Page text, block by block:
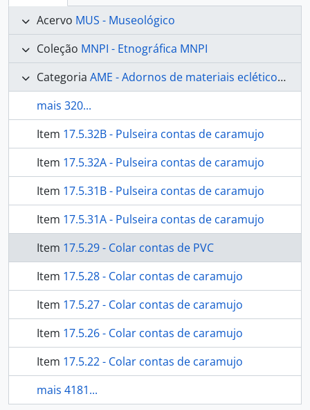
Acervo MUS - Museológico
Coleção MNPI - Etnográfica MNPI
Categoria AME - Adornos de materiais ecléticos, indumentária e toucador
mais 320...
Item 17.5.32B - Pulseira contas de caramujo
Item 17.5.32A - Pulseira contas de caramujo
Item 17.5.31B - Pulseira contas de caramujo
Item 17.5.31A - Pulseira contas de caramujo
Item 17.5.29 - Colar contas de PVC
Item 17.5.28 - Colar contas de caramujo
Item 17.5.27 - Colar contas de caramujo
Item 17.5.26 - Colar contas de caramujo
Item 17.5.22 - Colar contas de caramujo
mais 4181...